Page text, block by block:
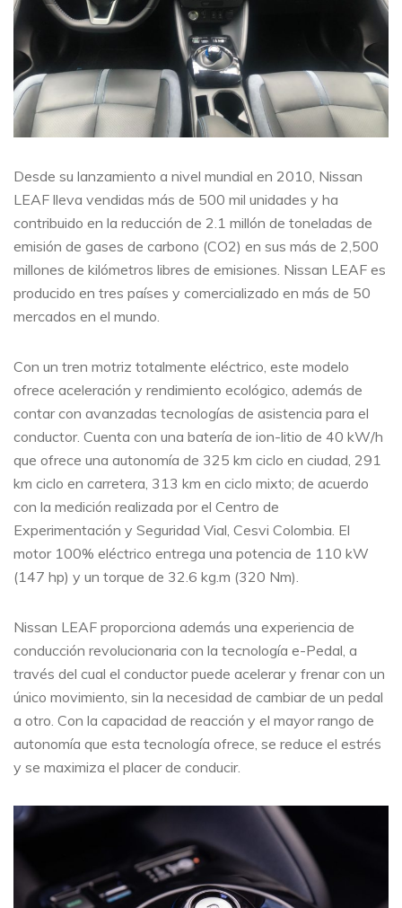
Desde su lanzamiento a nivel mundial en 2010, Nissan
LEAF lleva vendidas más de 500 mil unidades y ha
contribuido en la reducción de 2.1 millón de toneladas de
emisión de gases de carbono (CO2) en sus más de 2,500
millones de kilómetros libres de emisiones. Nissan LEAF es
producido en tres países y comercializado en más de 50
mercados en el mundo.
Con un tren motriz totalmente eléctrico, este modelo
ofrece aceleración y rendimiento ecológico, además de
contar con avanzadas tecnologías de asistencia para el
conductor. Cuenta con una batería de ion-litio de 40 kW/h
que ofrece una autonomía de 325 km ciclo en ciudad, 291
km ciclo en carretera, 313 km en ciclo mixto; de acuerdo
con la medición realizada por el Centro de
Experimentación y Seguridad Vial, Cesvi Colombia. El
motor 100% eléctrico entrega una potencia de 110 kW
(147 hp) y un torque de 32.6 kg.m (320 Nm).
Nissan LEAF proporciona además una experiencia de
conducción revolucionaria con la tecnología e-Pedal, a
través del cual el conductor puede acelerar y frenar con un
único movimiento, sin la necesidad de cambiar de un pedal
a otro. Con la capacidad de reacción y el mayor rango de
autonomía que esta tecnología ofrece, se reduce el estrés
y se maximiza el placer de conducir.